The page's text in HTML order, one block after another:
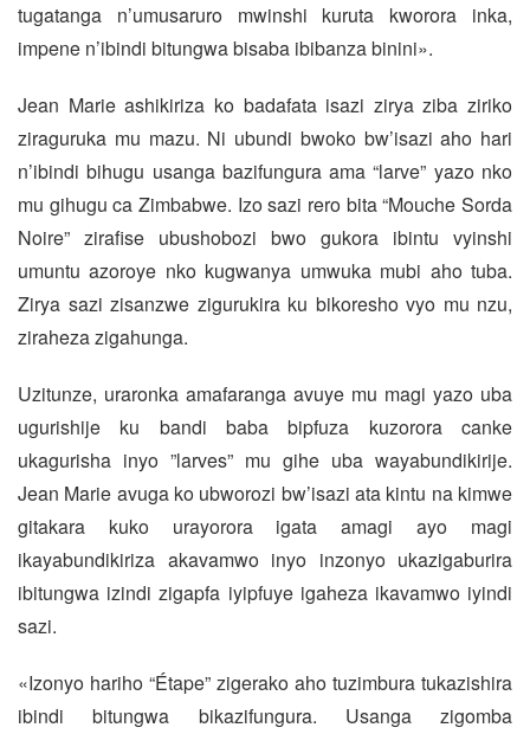
tugatanga n’umusaruro mwinshi kuruta kworora inka,
impene n’ibindi bitungwa bisaba ibibanza binini».
Jean Marie ashikiriza ko badafata isazi zirya ziba ziriko
ziraguruka mu mazu. Ni ubundi bwoko bw’isazi aho hari
n’ibindi bihugu usanga bazifungura ama “larve” yazo nko
mu gihugu ca Zimbabwe. Izo sazi rero bita “Mouche Sorda
Noire” zirafise ubushobozi bwo gukora ibintu vyinshi
umuntu azoroye nko kugwanya umwuka mubi aho tuba.
Zirya sazi zisanzwe zigurukira ku bikoresho vyo mu nzu,
ziraheza zigahunga.
Uzitunze, uraronka amafaranga avuye mu magi yazo uba
ugurishije ku bandi baba bipfuza kuzorora canke
ukagurisha inyo ”larves” mu gihe uba wayabundikirije.
Jean Marie avuga ko ubworozi bw’isazi ata kintu na kimwe
gitakara kuko urayorora igata amagi ayo magi
ikayabundikiriza akavamwo inyo inzonyo ukazigaburira
ibitungwa izindi zigapfa iyipfuye igaheza ikavamwo iyindi
sazi.
«Izonyo hariho “Étape” zigerako aho tuzimbura tukazishira
ibindi bitungwa bikazifungura. Usanga zigomba